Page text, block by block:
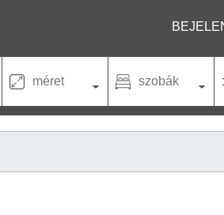
méret szobák